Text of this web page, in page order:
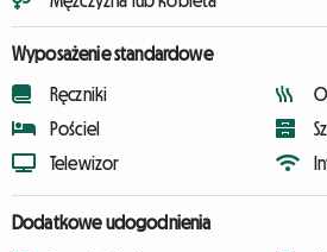
Wyposażenie standardowe
Ręczniki
Pościel
Telewizor
Dodatkowe udogodnienia